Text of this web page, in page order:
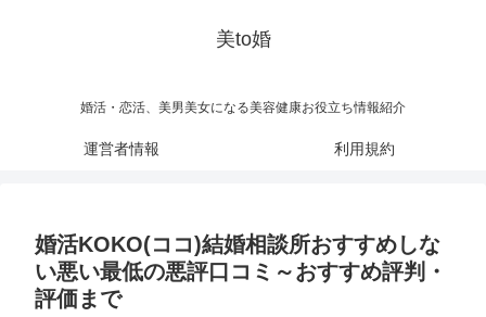
美to婚
婚活・恋活、美男美女になる美容健康お役立ち情報紹介
運営者情報 利用規約
婚活KOKO(ココ)結婚相談所おすすめしな
い悪い最低の悪評口コミ～おすすめ評判・
評価まで